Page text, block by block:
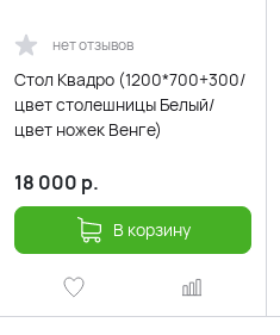
нет отзывов
Стол Квадро (1200*700+300/
цвет столешницы Белый/
цвет ножек Венге)
18 000 р.
В корзину